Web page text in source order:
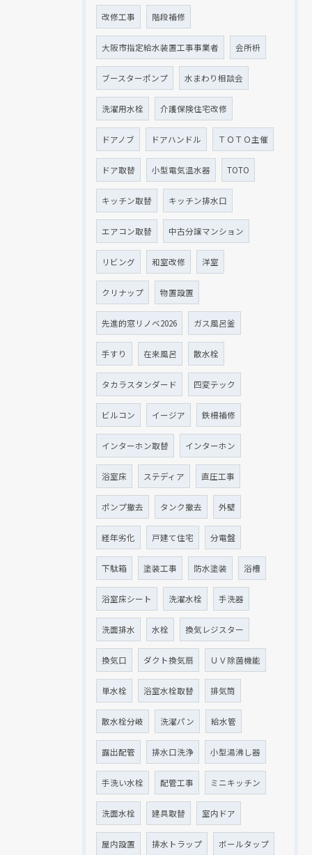
改修工事 階段補修
大阪市指定給水装置工事事業者 会所枡
ブースターポンプ 水まわり相談会
洗濯用水栓 介護保険住宅改修
ドアノブ ドアハンドル ＴＯＴＯ主催
ドア取替 小型電気温水器 TOTO
キッチン取替 キッチン排水口
エアコン取替 中古分譲マンション
リビング 和室改修 洋室
クリナップ 物置設置
先進的窓リノベ2026 ガス風呂釜
手すり 在来風呂 散水栓
タカラスタンダード 四変テック
ビルコン イージア 鉄柵補修
インターホン取替 インターホン
浴室床 ステディア 直圧工事
ポンプ撤去 タンク撤去 外壁
経年劣化 戸建て住宅 分電盤
下駄箱 塗装工事 防水塗装 浴槽
浴室床シート 洗濯水栓 手洗器
洗面排水 水栓 換気レジスター
換気口 ダクト換気扇 ＵＶ除菌機能
単水栓 浴室水栓取替 排気筒
散水栓分岐 洗濯パン 給水管
露出配管 排水口洗浄 小型湯沸し器
手洗い水栓 配管工事 ミニキッチン
洗面水栓 建具取替 室内ドア
屋内設置 排水トラップ ボールタップ